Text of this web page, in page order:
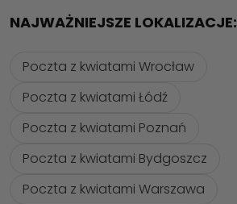
NAJWAŻNIEJSZE LOKALIZACJE:
Poczta z kwiatami Wrocław
Poczta z kwiatami Łódź
Poczta z kwiatami Poznań
Poczta z kwiatami Bydgoszcz
Poczta z kwiatami Warszawa